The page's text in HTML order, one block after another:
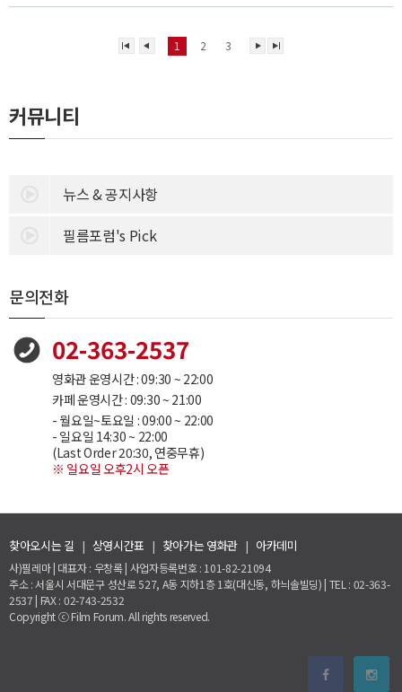
1 2 3
커뮤니티
뉴스 & 공지사항
필름포럼's Pick
문의전화
02-363-2537
영화관 운영시간 : 09:30 ~ 22:00
카페 운영시간 : 09:30 ~ 21:00
- 월요일~토요일 : 09:00 ~ 22:00
- 일요일 14:30 ~ 22:00
(Last Order 20:30, 연중무휴)
※ 일요일 오후2시 오픈
찾아오시는 길 | 상영시간표 | 찾아가는 영화관 | 아카데미
사)필레마 | 대표자 : 우창록 | 사업자등록번호 : 101-82-21094
주소 : 서울시 서대문구 성산로 527, A동 지하1층 1호(대신동, 하늬솔빌딩) | TEL : 02-363-
2537 | FAX : 02-743-2532
Copyright ⓒ Film Forum. All rights reserved.